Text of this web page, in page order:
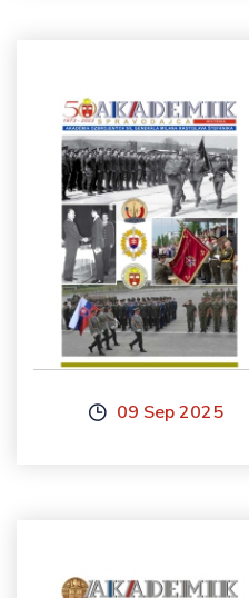
09 Sep 2025